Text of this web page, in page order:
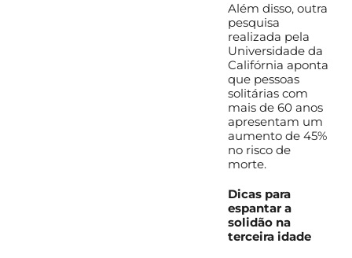
Além disso, outra
pesquisa
realizada pela
Universidade da
Califórnia aponta
que pessoas
solitárias com
mais de 60 anos
apresentam um
aumento de 45%
no risco de
morte.
Dicas para
espantar a
solidão na
terceira idade